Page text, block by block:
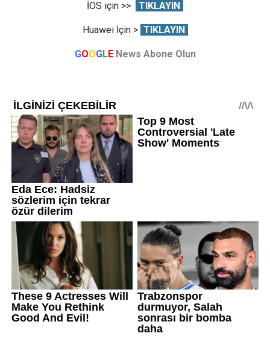
İOS için >> TIKLAYIN
Huawei İçin > TIKLAYIN
GOOGLE News Abone Olun